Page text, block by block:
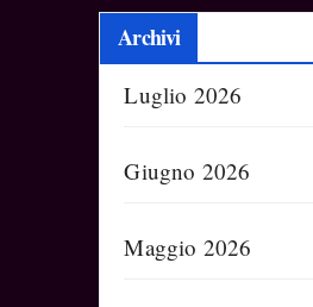
Archivi
Luglio 2026
Giugno 2026
Maggio 2026